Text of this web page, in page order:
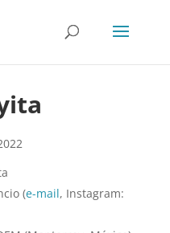
(e-mail, Instagram: